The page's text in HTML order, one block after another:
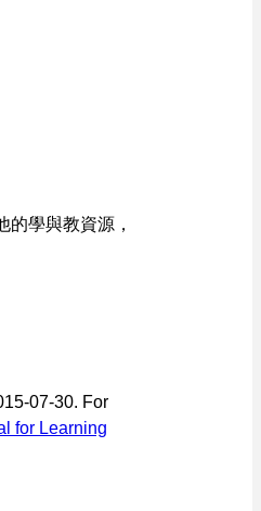
學與教資源，
07-30. For
for Learning